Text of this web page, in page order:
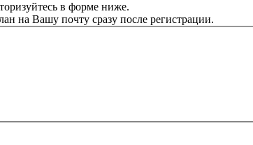
в форме ниже.
на Вашу почту сразу после регистрации.